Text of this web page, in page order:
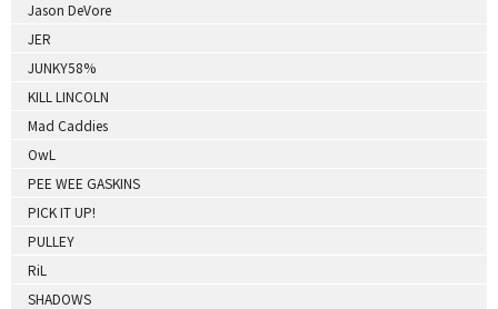
Jason DeVore
JER
JUNKY58%
KILL LINCOLN
Mad Caddies
OwL
PEE WEE GASKINS
PICK IT UP!
PULLEY
RiL
SHADOWS